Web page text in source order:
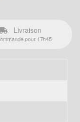
Livraison
pour 17h45